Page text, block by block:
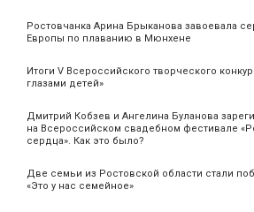
Ростовчанка Арина Брыканова завоевала
Европы по плаванию в Мюнхене
Итоги V Всероссийского творческого
глазами детей»
Дмитрий Кобзев и Ангелина Буланова
на Всероссийском свадебном фестивале
сердца». Как это было?
Две семьи из Ростовской области стали
«Это у нас семейное»